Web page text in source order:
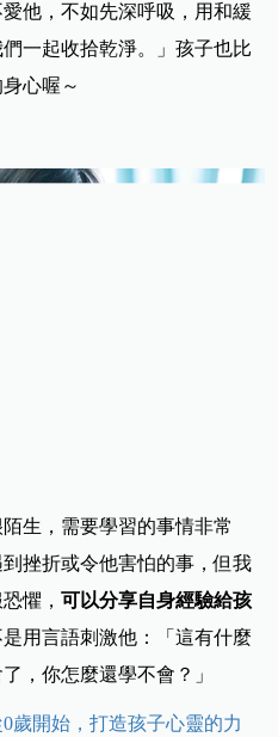
他，不如先深呼吸，用和緩
一起收拾乾淨。」孩子也比
心喔～
生，需要學習的事情非常
挫折或令他害怕的事，但我
懼，可以分享自身經驗給孩
是用言語刺激他：「這有什麼
，你怎麼還學不會？」
0歲開始，打造孩子心靈的力